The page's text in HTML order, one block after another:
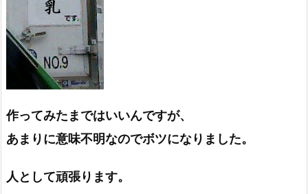
作ってみたまではいいんですが、
あまりに意味不明なのでボツになりました。
人として頑張ります。